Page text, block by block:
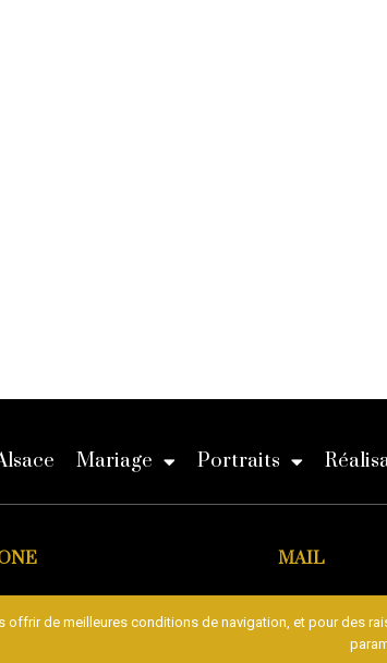
Mariage Portraits
30
MAIL
de meilleures conditions de navigation, et pour des